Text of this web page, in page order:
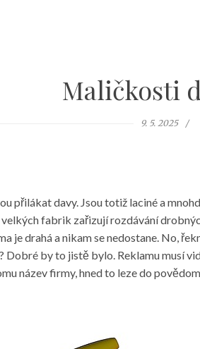
Maličkosti
9. 5. 2025
přilákat davy. Jsou totiž laciné a
fabrik zařizují rozdávání
je drahá a nikam se nedostane. No,
Dobré by to jistě bylo. Reklamu musí
název firmy, hned to leze do